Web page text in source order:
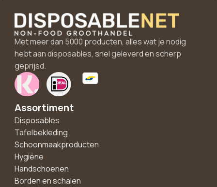
Met meer dan 5000 producten, alles wat je nodig
hebt aan disposables, snel geleverd en scherp
geprijsd.
Assortiment
Disposables
Tafelbekleding
Schoonmaakproducten
Hygiëne
Handschoenen
Borden en schalen